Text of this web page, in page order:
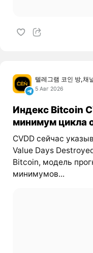
텔레그램 코인 방,채
5 Авг 2026
Индекс Bitcoin
минимум цикла
CVDD сейчас
Value Days
Bitcoin, модель
минимумов...